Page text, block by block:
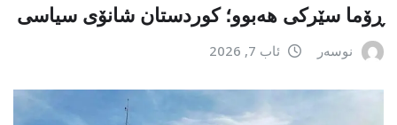
ڕۆما سێرکی هەبوو؛ کوردستان شانۆی سیاسی
نوسەر ئاب 7, 2026